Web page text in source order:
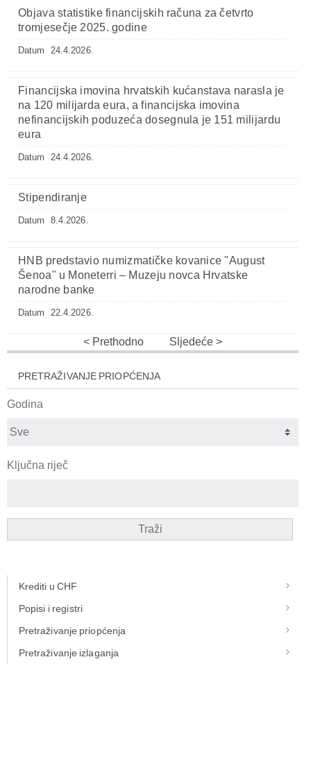
Objava statistike financijskih računa za četvrto
tromjesečje 2025. godine
Datum 24.4.2026.
Financijska imovina hrvatskih kućanstava narasla je
na 120 milijarda eura, a financijska imovina
nefinancijskih poduzeća dosegnula je 151 milijardu
eura
Datum 24.4.2026.
Stipendiranje
Datum 8.4.2026.
HNB predstavio numizmatičke kovanice "August
Šenoa" u Moneterri – Muzeju novca Hrvatske
narodne banke
Datum 22.4.2026.
Prethodno Sljedeće
PRETRAŽIVANJE PRIOPĆENJA
Godina
Ključna riječ
Traži
Krediti u CHF
Popisi i registri
Pretraživanje priopćenja
Pretraživanje izlaganja